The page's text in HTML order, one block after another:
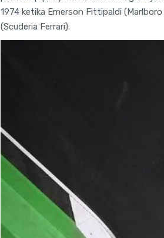
1974 ketika Emerson Fittipaldi
(Scuderia Ferrari).